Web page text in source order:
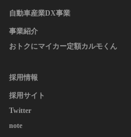
自動車産業DX事業
事業紹介
おトクにマイカー定額カルモくん
採用情報
採用サイト
Twitter
note